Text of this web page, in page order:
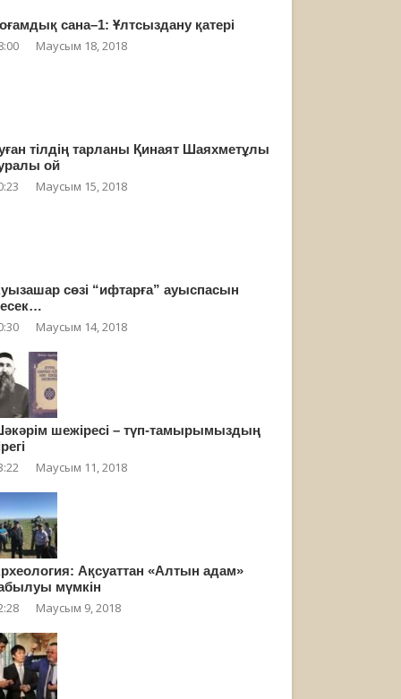
сана–1: Ұлтсыздану қатері
Маусым 18, 2018
тілдің тарланы Қинаят Шаяхметұлы
ой
Маусым 15, 2018
сөзі “ифтарға” ауыспасын
Маусым 14, 2018
шежіресі – түп-тамырымыздың
Маусым 11, 2018
Ақсуаттан «Алтын адам»
мүмкін
Маусым 9, 2018